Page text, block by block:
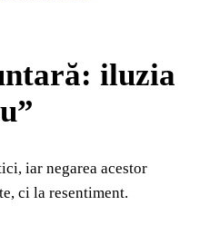
iluzia
iar negarea acestor
ci la resentiment.